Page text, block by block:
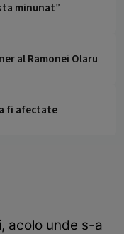
minunat”
al Ramonei Olaru
fi afectate
acolo unde s-a